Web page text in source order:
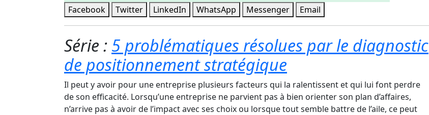
Facebook Twitter LinkedIn WhatsApp Messenger Email
Série : 5 problématiques résolues par le diagnostic
de positionnement stratégique
Il peut y avoir pour une entreprise plusieurs facteurs qui la ralentissent et qui lui font perdre
de son efficacité. Lorsqu’une entreprise ne parvient pas à bien orienter son plan d’affaires,
n’arrive pas à avoir de l’impact avec ses choix ou lorsque tout semble battre de l’aile, ce peut